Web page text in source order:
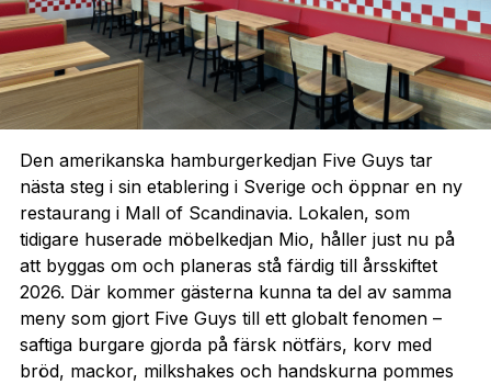
Den amerikanska hamburgerkedjan Five Guys tar
nästa steg i sin etablering i Sverige och öppnar en ny
restaurang i Mall of Scandinavia. Lokalen, som
tidigare huserade möbelkedjan Mio, håller just nu på
att byggas om och planeras stå färdig till årsskiftet
2026. Där kommer gästerna kunna ta del av samma
meny som gjort Five Guys till ett globalt fenomen –
saftiga burgare gjorda på färsk nötfärs, korv med
bröd, mackor, milkshakes och handskurna pommes